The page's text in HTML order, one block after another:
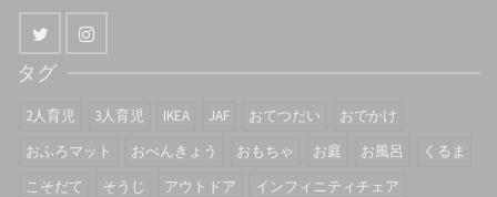
タグ
2人育児 3人育児 IKEA JAF おてつだい
おでかけ
おふろマット
おべんきょう おもちゃ お庭 お風呂
くるま
こそだて
そうじ アウトドア
インフィニティチェア